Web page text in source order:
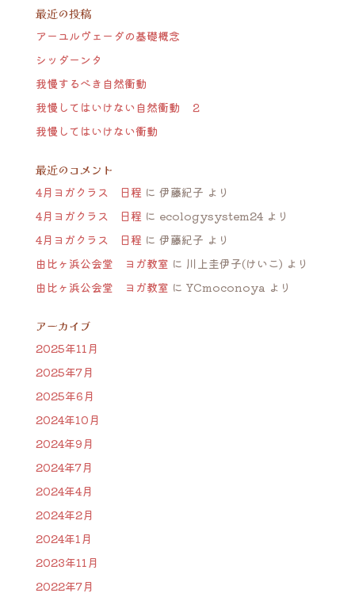
最近の投稿
アーユルヴェーダの基礎概念
シッダーンタ
我慢するべき自然衝動
我慢してはいけない自然衝動 ２
我慢してはいけない衝動
最近のコメント
4月ヨガクラス 日程 に 伊藤紀子 より
4月ヨガクラス 日程 に ecologysystem24より
4月ヨガクラス 日程 に 伊藤紀子 より
由比ヶ浜公会堂 ヨガ教室 に 川上圭伊子(けいこ) より
由比ヶ浜公会堂 ヨガ教室 に YCmoconoya より
アーカイブ
2025年11月
2025年7月
2025年6月
2024年10月
2024年9月
2024年7月
2024年4月
2024年2月
2024年1月
2023年11月
2022年7月